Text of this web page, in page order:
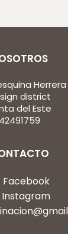
Herrera
district
del Este
42491759
Facebook
Instagram